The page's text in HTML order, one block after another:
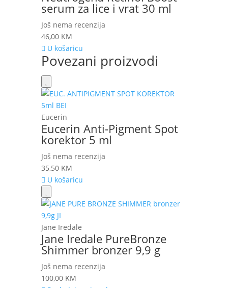
serum za lice i vrat 30 ml
Još nema recenzija
46,00 KM
U košaricu
Povezani proizvodi
Eucerin
Eucerin Anti-Pigment Spot
korektor 5 ml
Još nema recenzija
35,50 KM
U košaricu
Jane Iredale
Jane Iredale PureBronze
Shimmer bronzer 9,9 g
Još nema recenzija
100,00 KM